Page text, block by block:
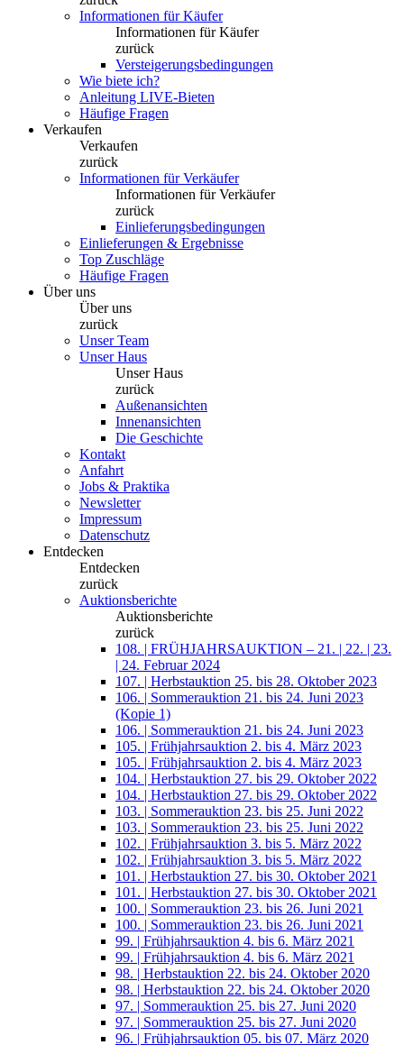
Informationen für Käufer
Informationen für Käufer
zurück
Versteigerungsbedingungen
Wie biete ich?
Anleitung LIVE-Bieten
Häufige Fragen
Verkaufen
Verkaufen
zurück
Informationen für Verkäufer
Informationen für Verkäufer
zurück
Einlieferungsbedingungen
Einlieferungen & Ergebnisse
Top Zuschläge
Häufige Fragen
Über uns
Über uns
zurück
Unser Team
Unser Haus
Unser Haus
zurück
Außenansichten
Innenansichten
Die Geschichte
Kontakt
Anfahrt
Jobs & Praktika
Newsletter
Impressum
Datenschutz
Entdecken
Entdecken
zurück
Auktionsberichte
Auktionsberichte
zurück
108. | FRÜHJAHRSAUKTION – 21. | 22. | 23.
| 24. Februar 2024
107. | Herbstauktion 25. bis 28. Oktober 2023
106. | Sommerauktion 21. bis 24. Juni 2023
(Kopie 1)
106. | Sommerauktion 21. bis 24. Juni 2023
105. | Frühjahrsauktion 2. bis 4. März 2023
105. | Frühjahrsauktion 2. bis 4. März 2023
104. | Herbstauktion 27. bis 29. Oktober 2022
104. | Herbstauktion 27. bis 29. Oktober 2022
103. | Sommerauktion 23. bis 25. Juni 2022
103. | Sommerauktion 23. bis 25. Juni 2022
102. | Frühjahrsauktion 3. bis 5. März 2022
102. | Frühjahrsauktion 3. bis 5. März 2022
101. | Herbstauktion 27. bis 30. Oktober 2021
101. | Herbstauktion 27. bis 30. Oktober 2021
100. | Sommerauktion 23. bis 26. Juni 2021
100. | Sommerauktion 23. bis 26. Juni 2021
99. | Frühjahrsauktion 4. bis 6. März 2021
99. | Frühjahrsauktion 4. bis 6. März 2021
98. | Herbstauktion 22. bis 24. Oktober 2020
98. | Herbstauktion 22. bis 24. Oktober 2020
97. | Sommerauktion 25. bis 27. Juni 2020
97. | Sommerauktion 25. bis 27. Juni 2020
96. | Frühjahrsauktion 05. bis 07. März 2020